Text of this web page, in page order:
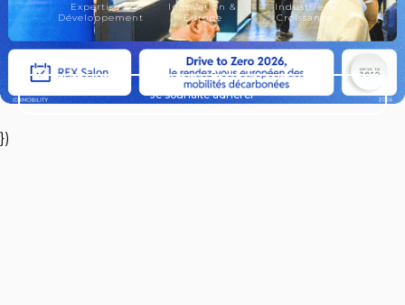
Expertise &
Développement
Innovation &
Europe
Industrie &
Croissance
Je souhaite adhérer
})